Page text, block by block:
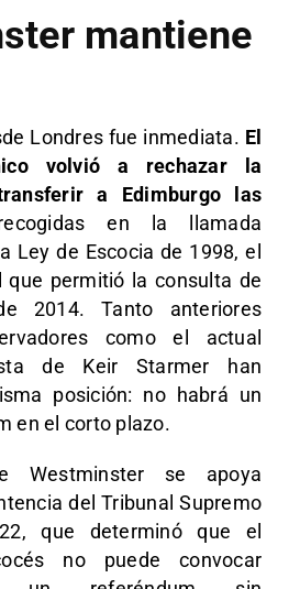
mantiene
Londres fue inmediata. El
volvió a rechazar la
a Edimburgo las
en la llamada
Ley de Escocia de 1998, el
que permitió la consulta de
2014. Tanto anteriores
como el actual
de Keir Starmer han
posición: no habrá un
en el corto plazo.
Westminster se apoya
del Tribunal Supremo
que determinó que el
no puede convocar